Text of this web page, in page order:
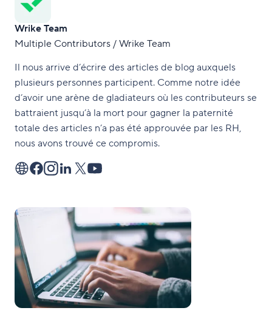
Wrike Team
Multiple Contributors / Wrike Team
Il nous arrive d’écrire des articles de blog auxquels
plusieurs personnes participent. Comme notre idée
d’avoir une arène de gladiateurs où les contributeurs se
battraient jusqu’à la mort pour gagner la paternité
totale des articles n’a pas été approuvée par les RH,
nous avons trouvé ce compromis.